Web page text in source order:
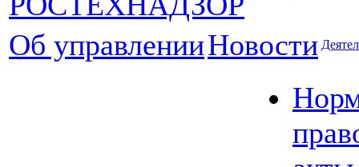
Об управленииНовости